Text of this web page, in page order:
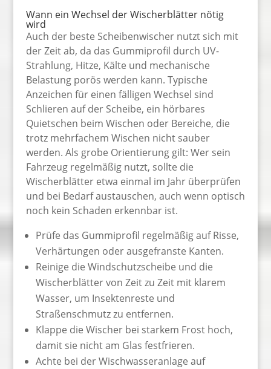
Wann ein Wechsel der Wischerblätter nötig
wird
Auch der beste Scheibenwischer nutzt sich mit
der Zeit ab, da das Gummiprofil durch UV-
Strahlung, Hitze, Kälte und mechanische
Belastung porös werden kann. Typische
Anzeichen für einen fälligen Wechsel sind
Schlieren auf der Scheibe, ein hörbares
Quietschen beim Wischen oder Bereiche, die
trotz mehrfachem Wischen nicht sauber
werden. Als grobe Orientierung gilt: Wer sein
Fahrzeug regelmäßig nutzt, sollte die
Wischerblätter etwa einmal im Jahr überprüfen
und bei Bedarf austauschen, auch wenn optisch
noch kein Schaden erkennbar ist.
Prüfe das Gummiprofil regelmäßig auf Risse,
Verhärtungen oder ausgefranste Kanten.
Reinige die Windschutzscheibe und die
Wischerblätter von Zeit zu Zeit mit klarem
Wasser, um Insektenreste und
Straßenschmutz zu entfernen.
Klappe die Wischer bei starkem Frost hoch,
damit sie nicht am Glas festfrieren.
Achte bei der Wischwasseranlage auf